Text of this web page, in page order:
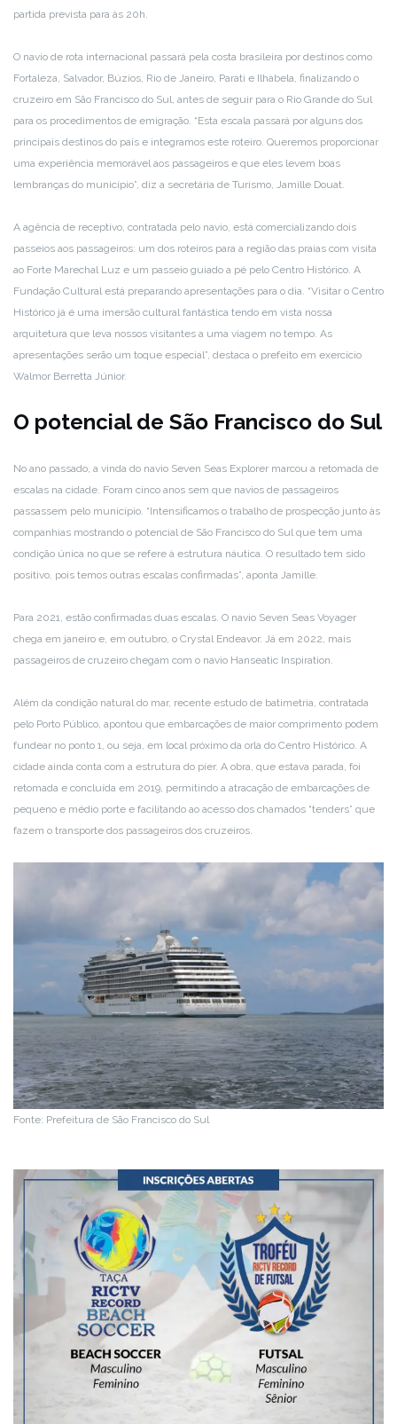
partida prevista para às 20h.
O navio de rota internacional passará pela costa brasileira por destinos como
Fortaleza, Salvador, Búzios, Rio de Janeiro, Parati e Ilhabela, finalizando o
cruzeiro em São Francisco do Sul, antes de seguir para o Rio Grande do Sul
para os procedimentos de emigração. “Esta escala passará por alguns dos
principais destinos do país e integramos este roteiro. Queremos proporcionar
uma experiência memorável aos passageiros e que eles levem boas
lembranças do município”, diz a secretária de Turismo, Jamille Douat.
A agência de receptivo, contratada pelo navio, está comercializando dois
passeios aos passageiros: um dos roteiros para a região das praias com visita
ao Forte Marechal Luz e um passeio guiado a pé pelo Centro Histórico. A
Fundação Cultural está preparando apresentações para o dia. “Visitar o Centro
Histórico já é uma imersão cultural fantástica tendo em vista nossa
arquitetura que leva nossos visitantes a uma viagem no tempo. As
apresentações serão um toque especial”, destaca o prefeito em exercício
Walmor Berretta Júnior.
O potencial de São Francisco do Sul
No ano passado, a vinda do navio Seven Seas Explorer marcou a retomada de
escalas na cidade. Foram cinco anos sem que navios de passageiros
passassem pelo município. “Intensificamos o trabalho de prospecção junto às
companhias mostrando o potencial de São Francisco do Sul que tem uma
condição única no que se refere à estrutura náutica. O resultado tem sido
positivo, pois temos outras escalas confirmadas”, aponta Jamille.
Para 2021, estão confirmadas duas escalas. O navio Seven Seas Voyager
chega em janeiro e, em outubro, o Crystal Endeavor. Já em 2022, mais
passageiros de cruzeiro chegam com o navio Hanseatic Inspiration.
Além da condição natural do mar, recente estudo de batimetria, contratada
pelo Porto Público, apontou que embarcações de maior comprimento podem
fundear no ponto 1, ou seja, em local próximo da orla do Centro Histórico. A
cidade ainda conta com a estrutura do píer. A obra, que estava parada, foi
retomada e concluída em 2019, permitindo a atracação de embarcações de
pequeno e médio porte e facilitando ao acesso dos chamados “tenders” que
fazem o transporte dos passageiros dos cruzeiros.
Fonte: Prefeitura de São Francisco do Sul